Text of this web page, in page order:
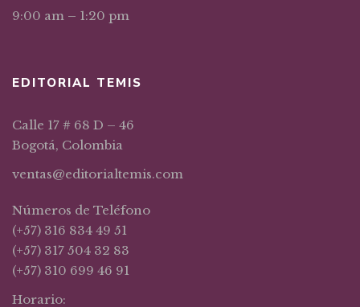
9:00 am – 1:20 pm
EDITORIAL TEMIS
Calle 17 # 68 D – 46
Bogotá, Colombia
ventas@editorialtemis.com
Números de Teléfono
(+57) 316 834 49 51
(+57) 317 504 32 83
(+57) 310 699 46 91
Horario: